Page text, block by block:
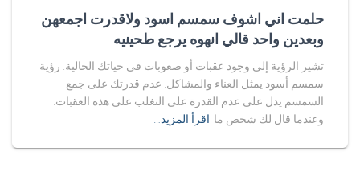
حلمت اني اشوف سمسم اسود ولاقدرت اجمعهن
وبعدين واحد قالي انهوه يرجع طحينيه
تشير الرؤية إلى وجود عقبات أو صعوبات في حياتك الحالية. رؤية
سمسم أسود يمثل العناء والمشاكل. عدم قدرتك على جمع
السمسم يدل على عدم القدرة على التغلب على هذه العقبات.
وعندما قال لك شخص ما اقرأ المزيد…